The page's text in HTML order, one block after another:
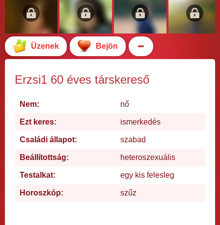
Üzenek Bejön
Erzsi1 60 éves társkereső
Nem: nő
Ezt keres: ismerkedés
Családi állapot: szabad
Beállítottság: heteroszexuális
Testalkat: egy kis felesleg
Horoszkóp: szűz